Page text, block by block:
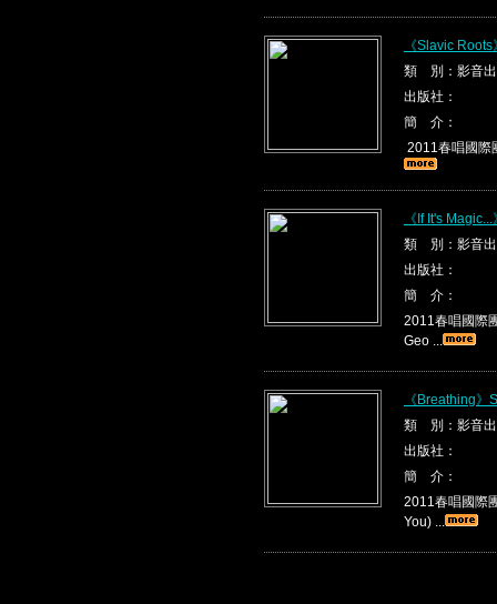
《Slavic
類 別：影音
出版社：
簡 介：
2011春唱國際
《If It's
類 別：影音
出版社：
簡 介：
2011春唱國際
Geo ...
《Breathing》
類 別：影音
出版社：
簡 介：
2011春唱國際
You) ...